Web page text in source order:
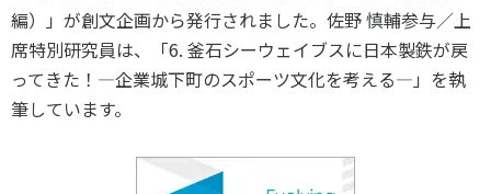
知る学ぶ
ニュース
調査・研究
スポーツライフ・データ
編）」が創文企画から発行されました。佐野 慎輔参与／上
席特別研究員は、「6. 釜石シーウェイブスに日本製鉄が戻
ってきた！―企業城下町のスポーツ文化を考える―」を執
筆しています。